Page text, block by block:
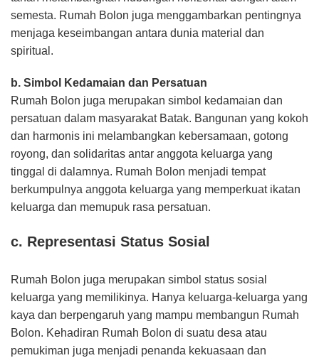
semesta. Rumah Bolon juga menggambarkan pentingnya
menjaga keseimbangan antara dunia material dan
spiritual.
b. Simbol Kedamaian dan Persatuan
Rumah Bolon juga merupakan simbol kedamaian dan
persatuan dalam masyarakat Batak. Bangunan yang kokoh
dan harmonis ini melambangkan kebersamaan, gotong
royong, dan solidaritas antar anggota keluarga yang
tinggal di dalamnya. Rumah Bolon menjadi tempat
berkumpulnya anggota keluarga yang memperkuat ikatan
keluarga dan memupuk rasa persatuan.
c. Representasi Status Sosial
Rumah Bolon juga merupakan simbol status sosial
keluarga yang memilikinya. Hanya keluarga-keluarga yang
kaya dan berpengaruh yang mampu membangun Rumah
Bolon. Kehadiran Rumah Bolon di suatu desa atau
pemukiman juga menjadi penanda kekuasaan dan